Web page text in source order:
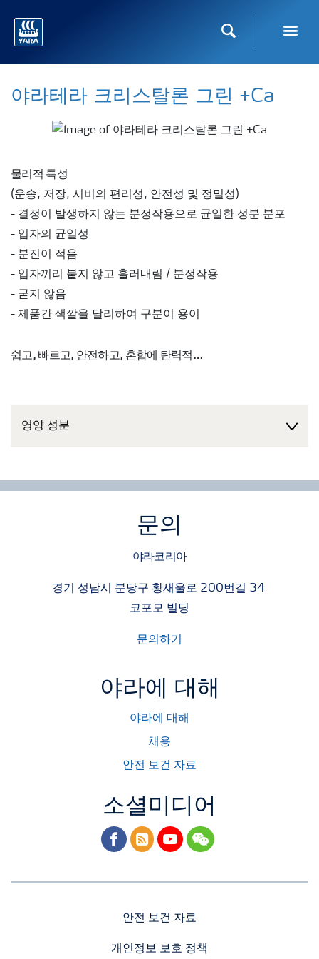
검색
야라테라 크리스탈론 그린 +Ca
물리적 특성
(운송, 저장, 시비의 편리성, 안전성 및 정밀성)
- 결정이 발생하지 않는 분정작용으로 균일한 성분 분포
- 입자의 균일성
- 분진이 적음
- 입자끼리 붙지 않고 흘러내림 / 분정작용
- 굳지 않음
- 제품간 색깔을 달리하여 구분이 용이
쉽고, 빠르고, 안전하고, 혼합에 탄력적
- 작물의 상태와 요구도에 따라 비료 농도를 조절하는 다양
한 시비가 용이한 탁월한 구성의 조합
- 크리스탈론의 품질은 40년 이상의 현장 경험, 다양한 농학
적 연구 및 사용 농가의 성공적인 결과를 보증합니다. 전세
계 95개국 이상의 농민들이 크리스탈론을 사용하여 효과적
재배시 관막힘 방지의 탁월한 효능을 경험하고 있습니다. 농
업인의 고품질 다수확 농산물 생산을 돕겠습니다.
영양 성분
문의
야라코리아
경기 성남시 분당구 황새울로 200번길 34
코포모 빌딩
문의하기
야라에 대해
야라에 대해
채용
안전 보건 자료
소셜미디어
facebook
rss youtubewechat
안전 보건 자료
개인정보 보호 정책